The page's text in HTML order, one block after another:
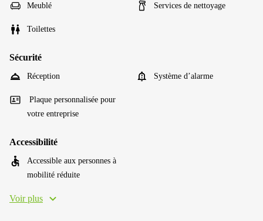
Meublé Services de nettoyage
Toilettes
Sécurité
Réception Système d’alarme
Plaque personnalisée pour
votre entreprise
Accessibilité
Accessible aux personnes à
mobilité réduite
Voir plus